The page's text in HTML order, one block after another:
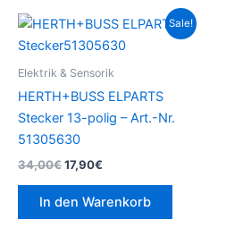
Sale!
Elektrik & Sensorik
HERTH+BUSS ELPARTS
Stecker 13-polig – Art.-Nr.
51305630
34,00€
Ursprünglicher
war:
17,90€
Aktueller
Preis
ist:
In den Warenkorb